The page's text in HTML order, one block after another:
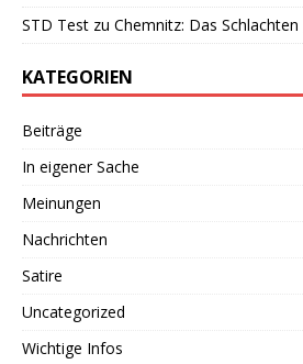
STD Test zu Chemnitz: Das
KATEGORIEN
Beiträge
In eigener Sache
Meinungen
Nachrichten
Satire
Uncategorized
Wichtige Infos